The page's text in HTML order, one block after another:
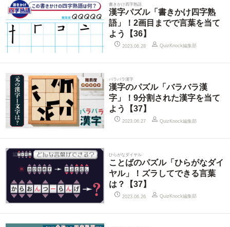
書きかけ四字熟語
漢字パズル「書きかけ四字熟
語」！2画目までで言葉を当て
よう【36】
2023.06.28 QuizKnock編集部
バラバラ漢字
漢字のパズル「バラバラ漢
字」！9分割された漢字を当て
よう【37】
2023.06.27 QuizKnock編集部
ひらがなダイヤル
ことばのパズル「ひらがなダイ
ヤル」！ズラしてできる言葉
は？【37】
2023.06.26 QuizKnock編集部